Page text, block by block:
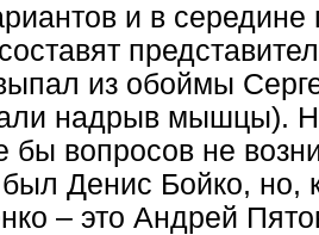
и в
из обоймы
надрыв мышцы).
бы вопросов не
Денис Бойко, но,
– это Андрей